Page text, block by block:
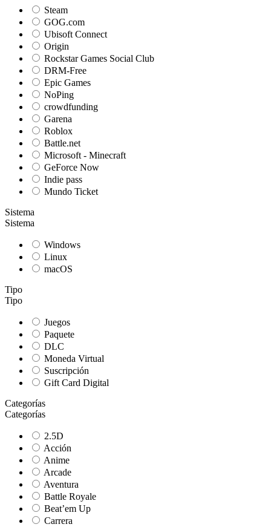
Steam
GOG.com
Ubisoft Connect
Origin
Rockstar Games Social Club
DRM-Free
Epic Games
NoPing
crowdfunding
Garena
Roblox
Battle.net
Microsoft - Minecraft
GeForce Now
Indie pass
Mundo Ticket
Sistema
Sistema
Windows
Linux
macOS
Tipo
Tipo
Juegos
Paquete
DLC
Moneda Virtual
Suscripción
Gift Card Digital
Categorías
Categorías
2.5D
Acción
Anime
Arcade
Aventura
Battle Royale
Beat’em Up
Carrera